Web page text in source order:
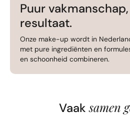
Puur
resultaat.
Onze make-up wordt in
met pure ingrediënten en
en schoonheid combineren.
Vaaksamen